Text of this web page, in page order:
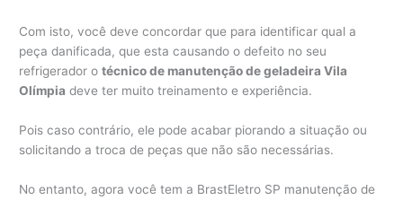
Com isto, você deve concordar que para identificar qual a
peça danificada, que esta causando o defeito no seu
refrigerador otécnico de manutenção de geladeira Vila
Olímpia deve ter muito treinamento e experiência.
Pois caso contrário, ele pode acabar piorando a situação ou
solicitando a troca de peças que não são necessárias.
No entanto, agora você tem a BrastEletro SP manutenção de